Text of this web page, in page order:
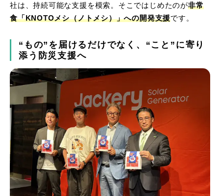
社は、持続可能な支援を模索。そこではじめたのが非常
食「KNOTOメシ（ノトメシ）」への開発支援です。
“もの”を届けるだけでなく、“こと”に寄り
添う防災支援へ